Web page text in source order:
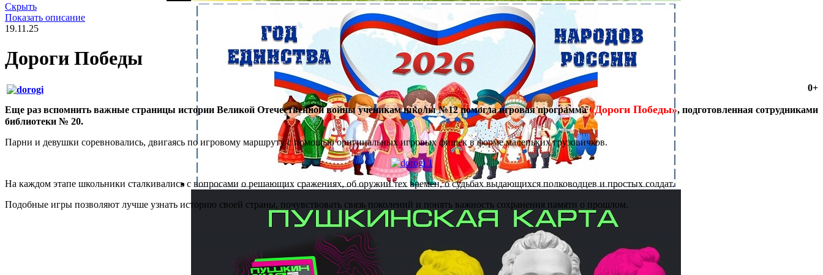
Скрыть
Показать описание
19.11.25
Дороги Победы
0+
Еще раз вспомнить важные страницы истории Великой Отечественной войны ученикам школы №12 помогла игровая программа«Дороги Победы», подготовленная сотрудниками
библиотеки № 20.
Парни и девушки соревновались, двигаясь по игровому маршруту с помощью оригинальных игровых фишек в форме маленьких грузовичков.
На каждом этапе школьники сталкивались с вопросами о решающих сражениях, об оружии тех времен, о судьбах выдающихся полководцев и простых солдат.
Подобные игры позволяют лучше узнать историю своей страны, почувствовать связь поколений и понять важность сохранения памяти о прошлом.